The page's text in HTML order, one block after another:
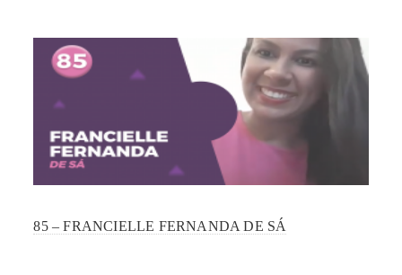
85 – FRANCIELLE FERNANDA DE SÁ